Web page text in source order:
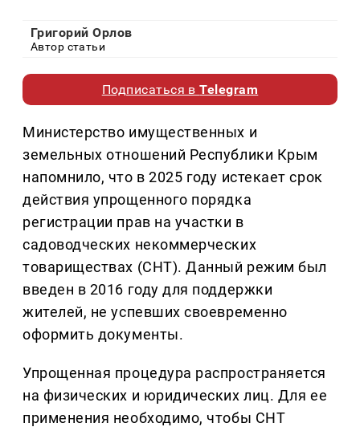
Григорий Орлов
Автор статьи
Подписаться вTelegram
Министерство имущественных и
земельных отношений Республики Крым
напомнило, что в 2025 году истекает срок
действия упрощенного порядка
регистрации прав на участки в
садоводческих некоммерческих
товариществах (СНТ). Данный режим был
введен в 2016 году для поддержки
жителей, не успевших своевременно
оформить документы.
Упрощенная процедура распространяется
на физических и юридических лиц. Для ее
применения необходимо, чтобы СНТ